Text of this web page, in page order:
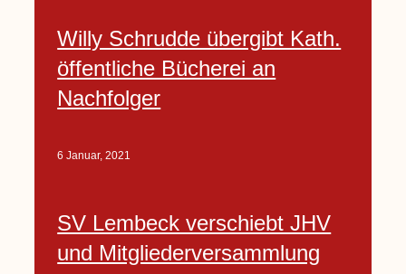
Willy Schrudde übergibt Kath.
öffentliche Bücherei an
Nachfolger
6 Januar, 2021
SV Lembeck verschiebt JHV
und Mitgliederversammlung